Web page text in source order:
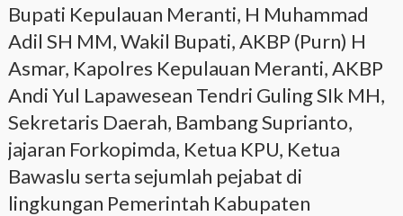
Bupati Kepulauan Meranti, H Muhammad
Adil SH MM, Wakil Bupati, AKBP (Purn) H
Asmar, Kapolres Kepulauan Meranti, AKBP
Andi Yul Lapawesean Tendri Guling SIk MH,
Sekretaris Daerah, Bambang Suprianto,
jajaran Forkopimda, Ketua KPU, Ketua
Bawaslu serta sejumlah pejabat di
lingkungan Pemerintah Kabupaten